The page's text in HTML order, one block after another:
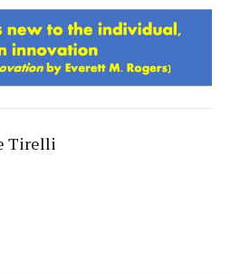
Tirelli